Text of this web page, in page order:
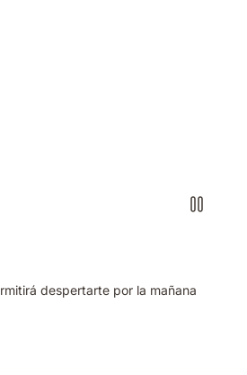
despertarte por la mañana